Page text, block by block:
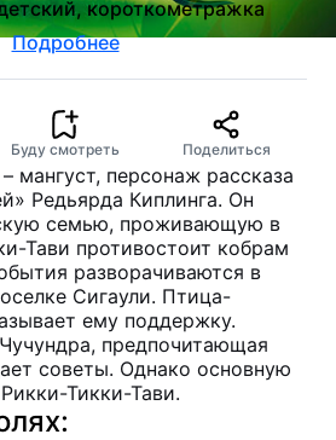
короткометражка
Подробнее
Буду смотреть Поделиться
мангуст, персонаж рассказа
Редьярда Киплинга. Он
семью, проживающую в
Тави противостоит кобрам
разворачиваются в
Сигаули. Птица-
ему поддержку.
предпочитающая
советы. Однако основную
Тикки-Тави.